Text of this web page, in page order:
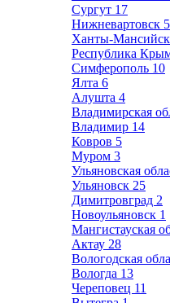
Сургут 17
Нижневартовск 5
Ханты-Мансийск
Республика
Симферополь 10
Ялта 6
Алушта 4
Владимирская
Владимир 14
Ковров 5
Муром 3
Ульяновская
Ульяновск 25
Димитровград 2
Новоульяновск 1
Мангистауская
Актау 28
Вологодская
Вологда 13
Череповец 11